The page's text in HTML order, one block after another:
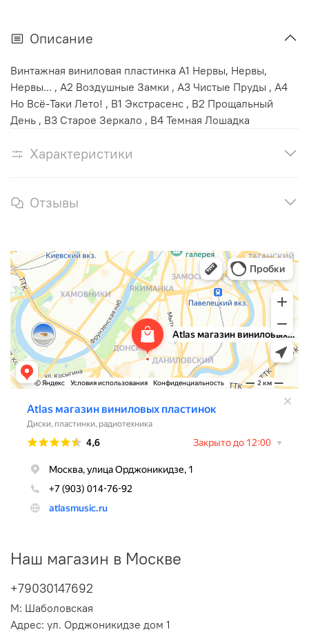
Описание
Винтажная виниловая пластинка A1 Нервы, Нервы,
Нервы... , A2 Воздушные Замки , A3 Чистые Пруды , A4
Но Всё-Таки Лето! , B1 Экстрасенс , B2 Прощальный
День , B3 Старое Зеркало , B4 Темная Лошадка
Характеристики
Отзывы
Наш магазин в Москве
+79030147692
М: Шаболовская
Адрес: ул. Орджоникидзе дом 1